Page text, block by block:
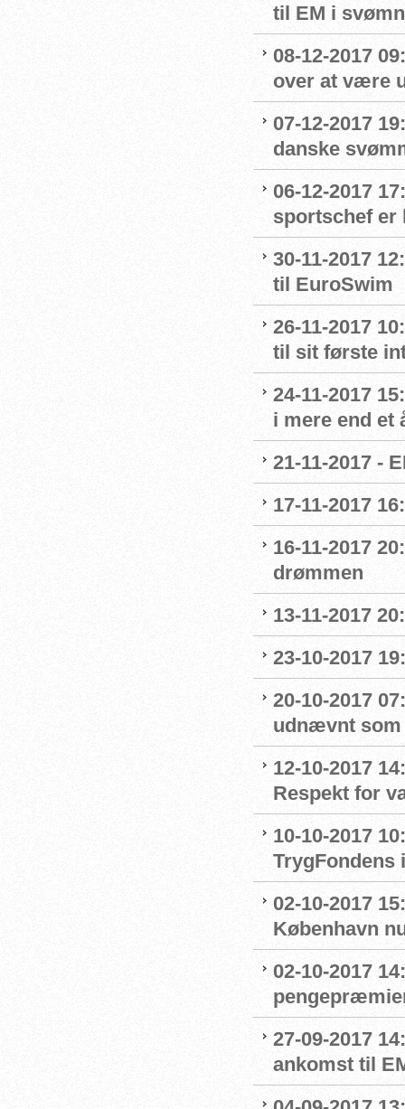
til EM i
08-12-2017
over at være
07-12-2017
danske
06-12-2017
sportschef er
30-11-2017
til EuroSwim
26-11-2017
til sit første
24-11-2017
i mere end et
21-11-2017 -
17-11-2017
16-11-2017
drømmen
13-11-2017
23-10-2017
20-10-2017
udnævnt som
12-10-2017
Respekt for
10-10-2017
TrygFondens
02-10-2017
København
02-10-2017
27-09-2017
ankomst til